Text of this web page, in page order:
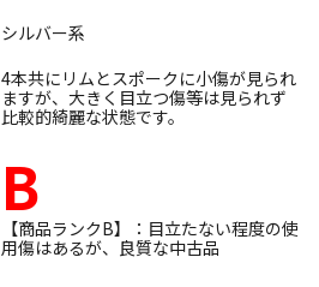
シルバー系
4本共にリムとスポークに小傷が見られ
ますが、大きく目立つ傷等は見られず
比較的綺麗な状態です。
B
【商品ランクB】：目立たない程度の使
用傷はあるが、良質な中古品